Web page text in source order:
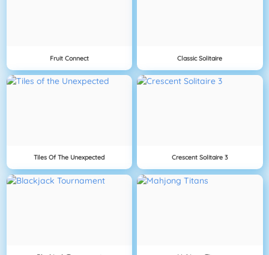
Fruit Connect Classic Solitaire
Tiles Of The Unexpected Crescent Solitaire 3